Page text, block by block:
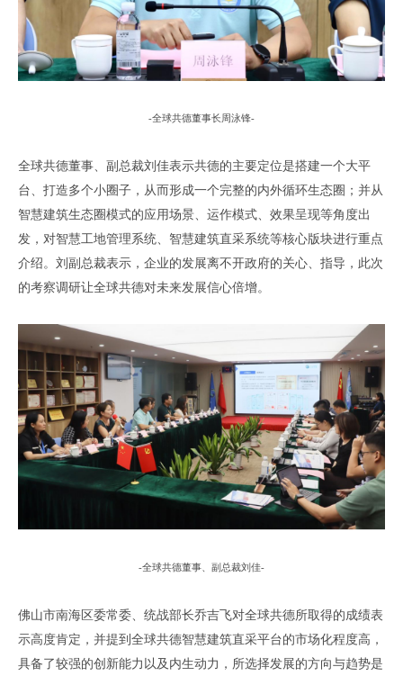
-全球共德董事长周泳锋-
全球共德董事
副总裁刘佳表示共德的主要定位是搭建一个大平
台
打造多个小圈子 ， 从而形成一个完整的内外循环生态圈 ； 并从
智慧建筑生态圈模式的应用场景
运作模式
效果呈现等角度出
发 ， 对智慧工地管理系统
智慧建筑直采系统等核心版块进行重点
介绍 。 刘副总裁表示， 企业的发展离不开政府的关心、指导，此次
的考察调研让全球共德对未来发展信心倍增。
-全球共德董事、 副总裁刘佳-
佛山市南海区委常委、统战部长乔吉飞对全球共德所取得的成绩表
示高度肯定， 并提到全球共德智慧建筑直采平台的市场化程度高 ，
具备了较强的创新能力以及内生动力 ， 所选择发展的方向与趋势是